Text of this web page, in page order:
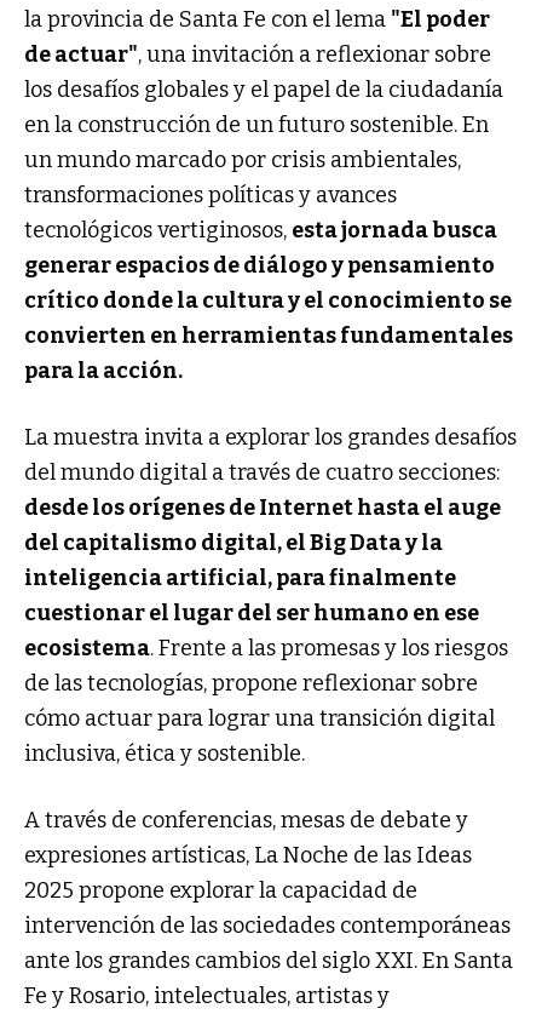
la provincia de Santa Fe con el lema "El poder
de actuar", una invitación a reflexionar sobre
los desafíos globales y el papel de la ciudadanía
en la construcción de un futuro sostenible. En
un mundo marcado por crisis ambientales,
transformaciones políticas y avances
tecnológicos vertiginosos, esta jornada busca
generar espacios de diálogo y pensamiento
crítico donde la cultura y el conocimiento se
convierten en herramientas fundamentales
para la acción.
La muestra invita a explorar los grandes desafíos
del mundo digital a través de cuatro secciones:
desde los orígenes de Internet hasta el auge
del capitalismo digital, el Big Data y la
inteligencia artificial, para finalmente
cuestionar el lugar del ser humano en ese
ecosistema. Frente a las promesas y los riesgos
de las tecnologías, propone reflexionar sobre
cómo actuar para lograr una transición digital
inclusiva, ética y sostenible.
A través de conferencias, mesas de debate y
expresiones artísticas, La Noche de las Ideas
2025 propone explorar la capacidad de
intervención de las sociedades contemporáneas
ante los grandes cambios del siglo XXI. En Santa
Fe y Rosario, intelectuales, artistas y